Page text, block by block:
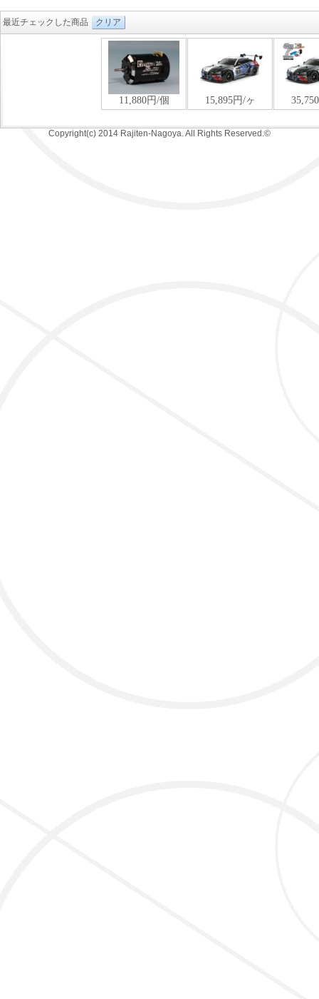
最近チェックした商品 クリア
Copyright(c) 2014 Rajiten-Nagoya. All Rights Reserved.©